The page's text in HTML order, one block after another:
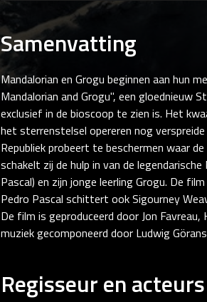
Samenvatting
Mandalorian en Grogu beginnen aan hun
Mandalorian and Grogu", een
exclusief in de bioscoop te zien is. Het
het sterrenstelsel opereren nog
Republiek probeert te beschermen waar
schakelt zij de hulp in van de
Pascal) en zijn jonge leerling Grogu. De
Pedro Pascal schittert ook Sigourney
De film is geproduceerd door Jon
muziek gecomponeerd door Ludwig
Regisseur en acteurs